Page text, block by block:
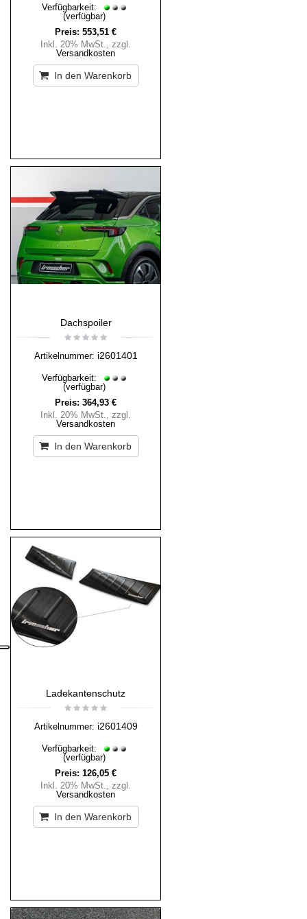
Verfügbarkeit:
(verfügbar)
Preis: 553,51 €
Inkl. 20% MwSt., zzgl.
Versandkosten
In den Warenkorb
Dachspoiler
Artikelnummer: i2601401
Verfügbarkeit:
(verfügbar)
Preis: 364,93 €
Inkl. 20% MwSt., zzgl.
Versandkosten
In den Warenkorb
Ladekantenschutz
Artikelnummer: i2601409
Verfügbarkeit:
(verfügbar)
Preis: 126,05 €
Inkl. 20% MwSt., zzgl.
Versandkosten
In den Warenkorb